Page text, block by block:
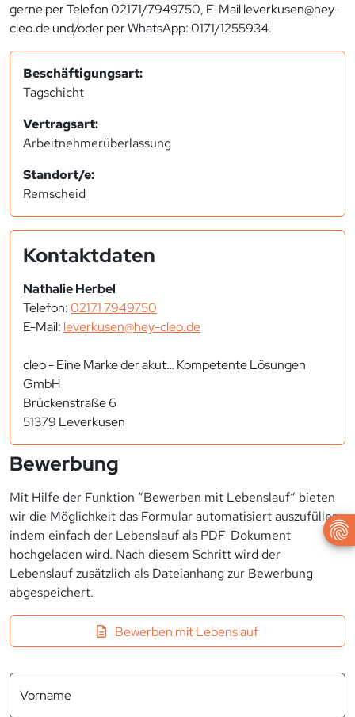
gerne per Telefon 02171/7949750, E-Mail leverkusen@hey-
cleo.de und/oder per WhatsApp: 0171/1255934.
Beschäftigungsart:
Tagschicht
Vertragsart:
Arbeitnehmerüberlassung
Standort/e:
Remscheid
Kontaktdaten
Nathalie Herbel
Telefon:02171 7949750
E-Mail: leverkusen@hey-cleo.de
cleo - Eine Marke der akut… Kompetente Lösungen
GmbH
Brückenstraße 6
51379 Leverkusen
Bewerbung
Mit Hilfe der Funktion “Bewerben mit Lebenslauf“ bieten
wir die Möglichkeit das Formular automatisiert auszufüllen,
indem einfach der Lebenslauf als PDF-Dokument
hochgeladen wird. Nach diesem Schritt wird der
Lebenslauf zusätzlich als Dateianhang zur Bewerbung
abgespeichert.
Bewerben mit Lebenslauf
Vorname